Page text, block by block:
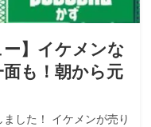
】イケメンな
も！朝から元
した！ イケメンが売り